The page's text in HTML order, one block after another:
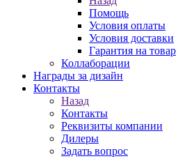
Помощь
Условия оплаты
Условия доставки
Гарантия на товар
Коллаборации
Награды за дизайн
Контакты
Назад
Контакты
Реквизиты компании
Дилеры
Задать вопрос